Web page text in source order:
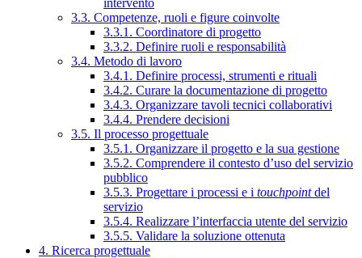
intervento
3.3. Competenze, ruoli e figure coinvolte
3.3.1. Coordinatore di progetto
3.3.2. Definire ruoli e responsabilità
3.4. Metodo di lavoro
3.4.1. Definire processi, strumenti e rituali
3.4.2. Curare la documentazione di progetto
3.4.3. Organizzare tavoli tecnici collaborativi
3.4.4. Prendere decisioni
3.5. Il processo progettuale
3.5.1. Organizzare il progetto e la sua gestione
3.5.2. Comprendere il contesto d’uso del servizio
pubblico
3.5.3. Progettare i processi e i touchpointdel
servizio
3.5.4. Realizzare l’interfaccia utente del servizio
3.5.5. Validare la soluzione ottenuta
4. Ricerca progettuale